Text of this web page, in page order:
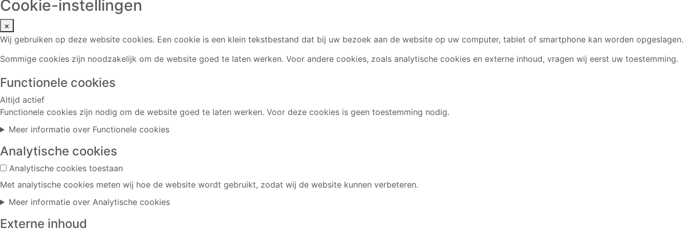
Cookie-instellingen
×
Wij gebruiken op deze website cookies. Een cookie is een klein tekstbestand dat bij uw bezoek aan de website op uw computer, tablet of smartphone kan worden opgeslagen.
Sommige cookies zijn noodzakelijk om de website goed te laten werken. Voor andere cookies, zoals analytische cookies en externe inhoud, vragen wij eerst uw toestemming.
Functionele cookies
Altijd actief
Functionele cookies zijn nodig om de website goed te laten werken. Voor deze cookies is geen toestemming nodig.
Meer informatieover Functionele cookies
Analytische cookies
Analytische cookies toestaan
Met analytische cookies meten wij hoe de website wordt gebruikt, zodat wij de website kunnen verbeteren.
Meer informatieover Analytische cookies
Externe inhoud